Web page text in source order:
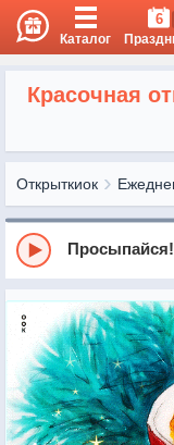
Каталог
6
Красочная
Открыткиок